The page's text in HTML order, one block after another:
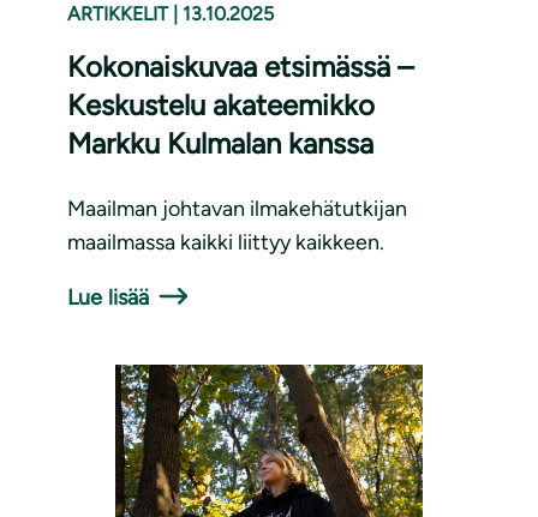
ARTIKKELIT 13.10.2025
Kokonaiskuvaa etsimässä –
Keskustelu akateemikko
Markku Kulmalan kanssa
Maailman johtavan ilmakehätutkijan
maailmassa kaikki liittyy kaikkeen.
Lue lisää